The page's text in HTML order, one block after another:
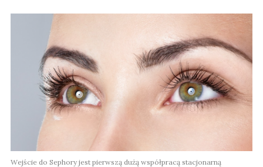
Wejście do Sephory jest pierwszą dużą współpracą stacjonarną